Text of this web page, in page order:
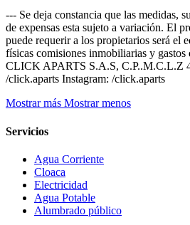
--- Se deja constancia que las medidas,
de expensas esta sujeto a variación. El
puede requerir a los propietarios será el
físicas comisiones inmobiliarias y
CLICK APARTS S.A.S, C.P..M.C.L.Z
/click.aparts Instagram: /click.aparts
Mostrar más Mostrar menos
Servicios
Agua Corriente
Cloaca
Electricidad
Agua Potable
Alumbrado público